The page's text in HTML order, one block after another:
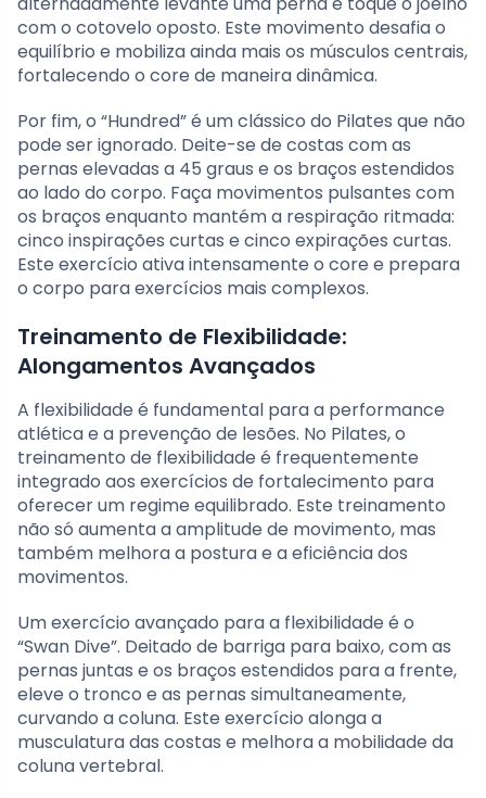
com o cotovelo oposto. Este movimento desafia o
equilíbrio e mobiliza ainda mais os músculos centrais,
fortalecendo o core de maneira dinâmica.
Por fim, o “Hundred” é um clássico do Pilates que não
pode ser ignorado. Deite-se de costas com as
pernas elevadas a 45 graus e os braços estendidos
ao lado do corpo. Faça movimentos pulsantes com
os braços enquanto mantém a respiração ritmada:
cinco inspirações curtas e cinco expirações curtas.
Este exercício ativa intensamente o core e prepara
o corpo para exercícios mais complexos.
Treinamento de Flexibilidade:
Alongamentos Avançados
A flexibilidade é fundamental para a performance
atlética e a prevenção de lesões. No Pilates, o
treinamento de flexibilidade é frequentemente
integrado aos exercícios de fortalecimento para
oferecer um regime equilibrado. Este treinamento
não só aumenta a amplitude de movimento, mas
também melhora a postura e a eficiência dos
movimentos.
Um exercício avançado para a flexibilidade é o
“Swan Dive”. Deitado de barriga para baixo, com as
pernas juntas e os braços estendidos para a frente,
eleve o tronco e as pernas simultaneamente,
curvando a coluna. Este exercício alonga a
musculatura das costas e melhora a mobilidade da
coluna vertebral.